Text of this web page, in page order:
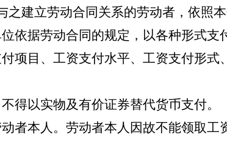
建立劳动合同关系的劳动者，依照本
依据劳动合同的规定，以各种形式支
项目、工资支付水平、工资支付形式
得以实物及有价证券替代货币支付。
者本人。劳动者本人因故不能领取工